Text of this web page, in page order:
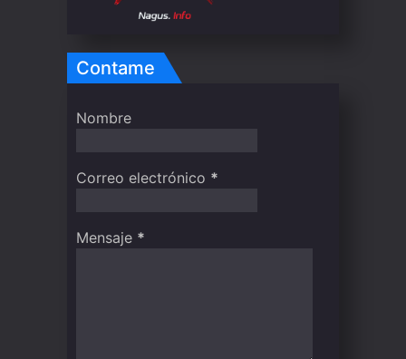
Contame
Nombre
Correo electrónico *
Mensaje *